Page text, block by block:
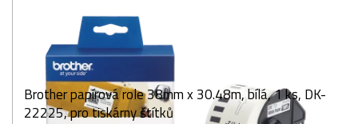
Brother papírová role 38mm x 30.48m, bílá, 1 ks, DK-
22225, pro tiskárny štítků